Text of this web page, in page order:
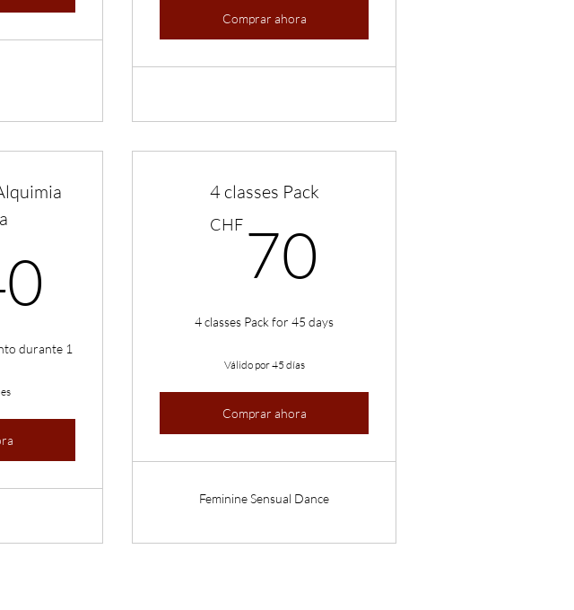
Comprar ahora
140CHF
durante 1
4 classes Pack
CHF 70
4 classes Pack for 45 days
Válido por 45 días
Comprar ahora
Feminine Sensual Dance